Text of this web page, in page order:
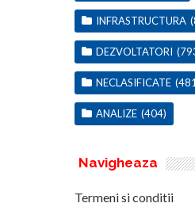
INFRASTRUCTURA
DEZVOLTATORI
NECLASIFICATE
ANALIZE (404)
Navigheaza
Termeni si conditii